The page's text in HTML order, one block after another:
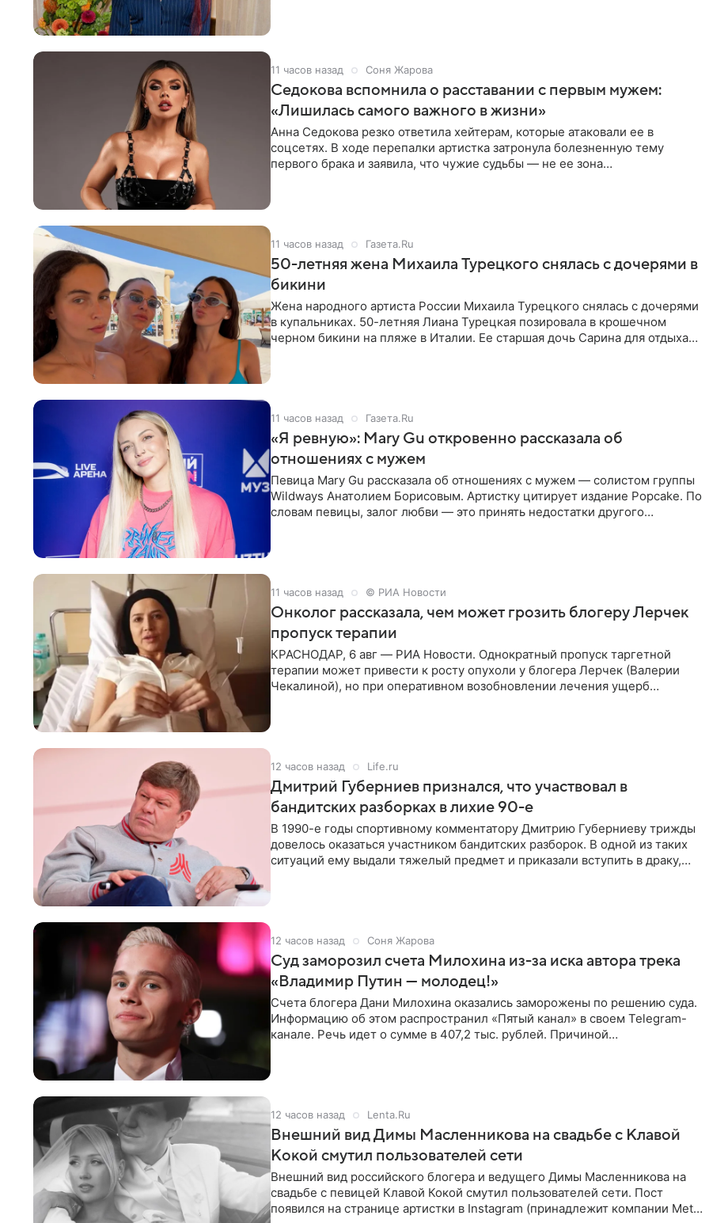
11 часов назад Соня Жарова
Седокова вспомнила о расставании с первым мужем:
«Лишилась самого важного в жизни»
Анна Седокова резко ответила хейтерам, которые атаковали ее в
соцсетях. В ходе перепалки артистка затронула болезненную тему
первого брака и заявила, что чужие судьбы — не ее зона
11 часов назад Газета.Ru
50-летняя жена Михаила Турецкого снялась с дочерями в
бикини
Жена народного артиста России Михаила Турецкого снялась с дочерями
в купальниках. 50-летняя Лиана Турецкая позировала в крошечном
черном бикини на пляже в Италии. Ее старшая дочь Сарина для отдыха
11 часов назад Газета.Ru
«Я ревную»: Mary Gu откровенно рассказала об
отношениях с мужем
Певица Mary Gu рассказала об отношениях с мужем — солистом группы
Wildways Анатолием Борисовым. Артистку цитирует издание Popcake. По
словам певицы, залог любви — это принять недостатки другого
11 часов назад © РИА Новости
Онколог рассказала, чем может грозить блогеру Лерчек
пропуск терапии
КРАСНОДАР, 6 авг — РИА Новости. Однократный пропуск таргетной
терапии может привести к росту опухоли у блогера Лерчек (Валерии
Чекалиной), но при оперативном возобновлении лечения ущерб
12 часов назад Life.ru
Дмитрий Губерниев признался, что участвовал в
бандитских разборках в лихие 90-е
В 1990-е годы спортивному комментатору Дмитрию Губерниеву трижды
довелось оказаться участником бандитских разборок. В одной из таких
ситуаций ему выдали тяжелый предмет и приказали вступить в драку,
12 часов назад Соня Жарова
Суд заморозил счета Милохина из-за иска автора трека
«Владимир Путин — молодец!»
Счета блогера Дани Милохина оказались заморожены по решению суда.
Информацию об этом распространил «Пятый канал» в своем Telegram-
канале. Речь идет о сумме в 407,2 тыс. рублей. Причиной
12 часов назад Lenta.Ru
Внешний вид Димы Масленникова на свадьбе с Клавой
Кокой смутил пользователей сети
Внешний вид российского блогера и ведущего Димы Масленникова на
свадьбе с певицей Клавой Кокой смутил пользователей сети. Пост
появился на странице артистки в Instagram (принадлежит компании Meta,